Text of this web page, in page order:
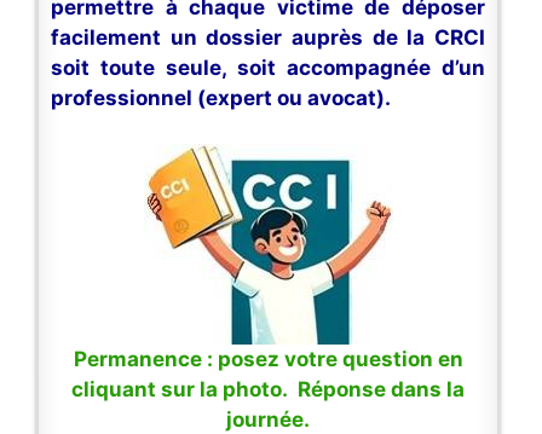
permettre à chaque victime de déposer
facilement un dossier auprès de la CRCI
soit toute seule, soit accompagnée d’un
professionnel (expert ou avocat).
Permanence : posez votre question en
cliquant sur la photo. Réponse dans la
journée.